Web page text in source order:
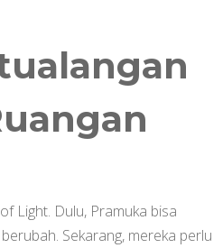
Light. Dulu, Pramuka bisa
Sekarang, mereka perlu